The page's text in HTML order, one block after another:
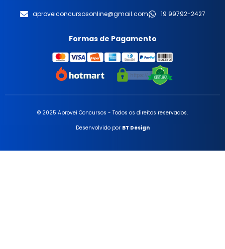
aproveiconcursosonline@gmail.com 19 99792-2427
Formas de Pagamento
© 2025 Aprovei Concursos - Todos os direitos reservados.
Desenvolvido por BT Design